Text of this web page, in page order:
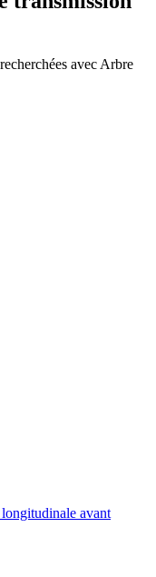
avec Arbre
avant